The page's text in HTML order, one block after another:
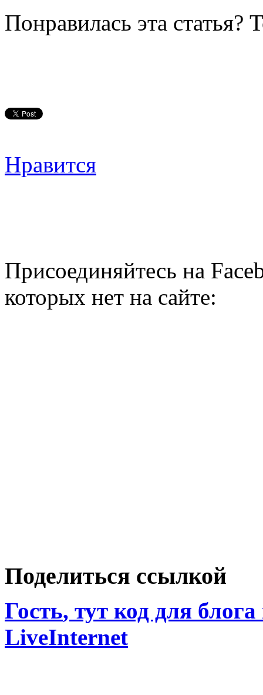
Понравилась эта статья?
Нравится
Присоединяйтесь на
которых нет на сайте:
Поделиться ссылкой
Гость, тут код для
LiveInternet